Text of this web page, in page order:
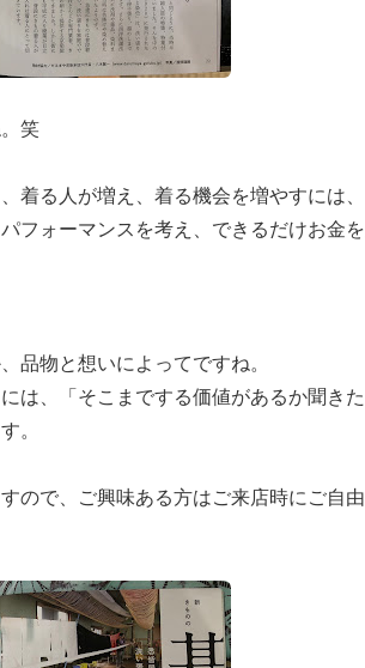
笑
着る人が増え、着る機会を増やすに
フォーマンスを考え、できるだけお金
品物と想いによってですね。
は、「そこまでする価値があるか聞
。
ので、ご興味ある方はご来店時にご自由